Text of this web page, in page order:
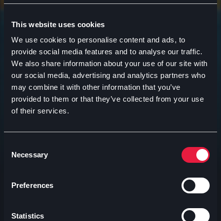
This website uses cookies
We use cookies to personalise content and ads, to
provide social media features and to analyse our traffic.
We also share information about your use of our site with
our social media, advertising and analytics partners who
may combine it with other information that you’ve
provided to them or that they’ve collected from your use
of their services.
Selection
Necessary
Preferences
Statistics
Ti consigliamo